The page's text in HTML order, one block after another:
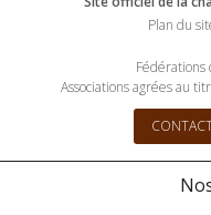
Plan du
Fédérations
Associations agrées au